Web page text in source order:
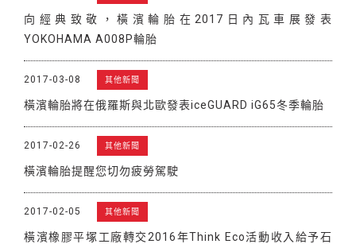
向經典致敬，橫濱輪胎在2017日內瓦車展發表
YOKOHAMA A008P輪胎
2017-03-08 其他新聞
橫濱輪胎將在俄羅斯與北歐發表iceGUARD iG65冬季輪胎
2017-02-26 其他新聞
橫濱輪胎提醒您切勿疲勞駕駛
2017-02-05 其他新聞
橫濱橡膠平塚工廠轉交2016年Think Eco活動收入給予石